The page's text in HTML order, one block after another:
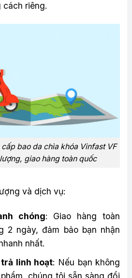
cách riêng.
bao da chìa khóa Vinfast VF
giao hàng toàn quốc
và dịch vụ:
chóng: Giao hàng toàn
2 ngày, đảm bảo bạn nhận
nhất.
linh hoạt: Nếu bạn không
chúng tôi sẵn sàng đổi